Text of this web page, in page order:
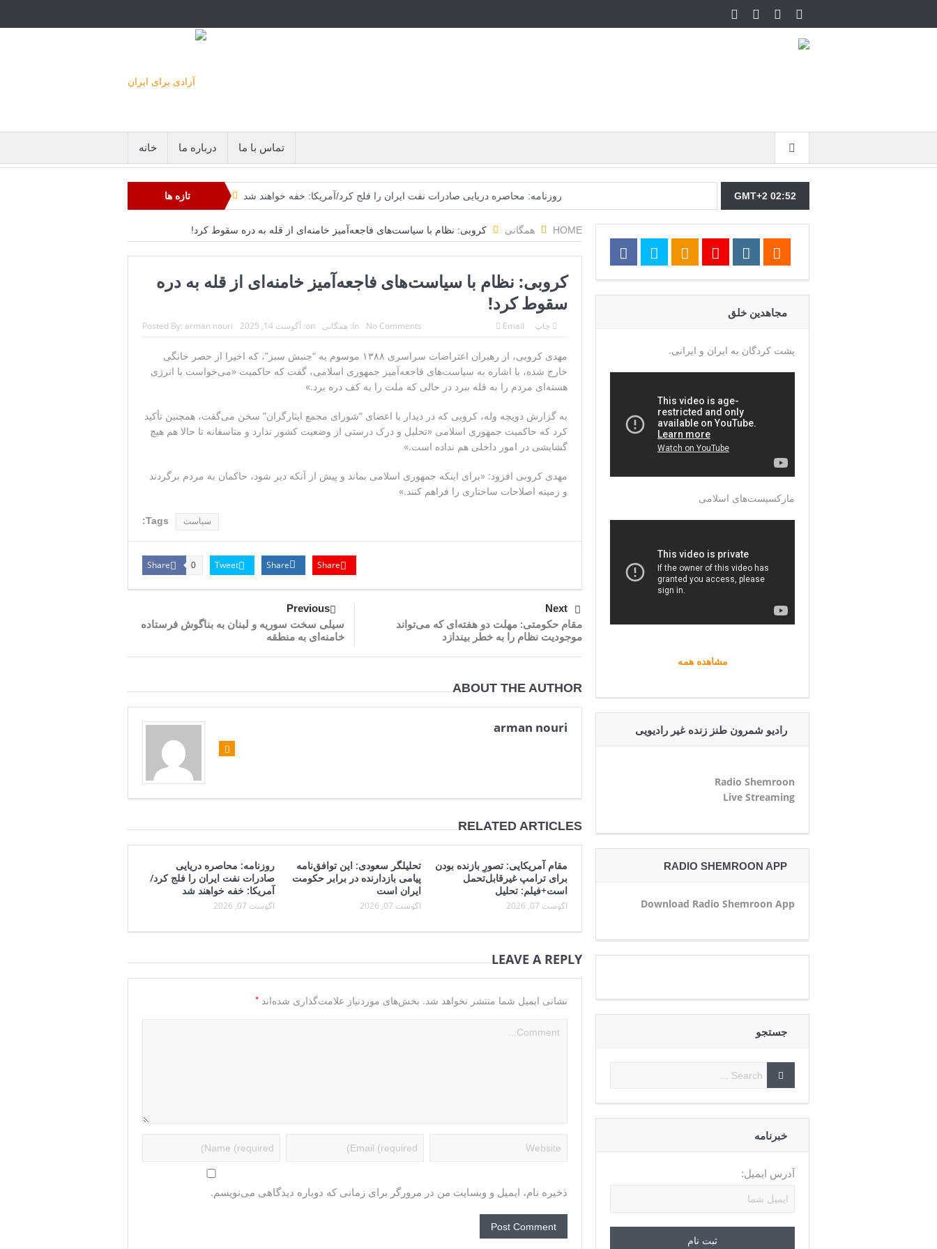
خانه درباره ما تماس با ما
تازه ها روزنامه: محاصره دریایی صادرات نفت ایران را فلج کرد/آمریکا: خفه خواهند شد
تحلیلگر سعودی: این توافق‌نامه پیامی بازدارنده در برابر حکومت ایران است
مقامات آمریکایی: برخی گزارش‌ها موجب گستاخ‌تر شدن حکومت ایران خواهد شد
خبرگزاری سپاه پاسداران: رهگیری اهداف متخاصم در نزدیکی جزیره قشم
تحلیلگر حکومتی: تفاهم هرمز پایان بحران نیست؛ خطر جنگ همچنان پابرجاست
ایران؛ واکنش ترامپ و معاونش به اقدام تفرقه‌افکنان/سفر ژنرال منیر به عربستان
مقاله: اپوزیسیون بی‌راه‌حل؛ وقتی دشمنی با پهلوی جای نجات ایران را می‌گیرد
ترامپ: پیروزی عبدال السید اسرائیل‌ستیز، خبر خوبی برای جمهوری‌خواهان است
GMT+2 02:52
HOME همگانی کروبی: نظام با سیاست‌های فاجعه‌آمیز خامنه‌ای از قله به دره سقوط کرد!
کروبی: نظام با سیاست‌های فاجعه‌آمیز خامنه‌ای از قله به دره
سقوط کرد!
Posted By: arman nouri on: آگوست 14, 2025 In: همگانی No Comments چاپ Email
مهدی کروبی، از رهبران اعتراضات سراسری ۱۳۸۸ موسوم به “جنبش سبز”، که اخیرا از حصر خانگی
خارج شده، با اشاره به سیاست‌های فاجعه‌آمیز جمهوری اسلامی، گفت که حاکمیت «می‌خواست با انرژی
هسته‌ای مردم را به قله ببرد در حالی که ملت را به کف دره برد.»
به گزارش دویچه وله، کروبی که در دیدار با اعضای “شورای مجمع ایثارگران” سخن می‌گفت، همچنین تأکید
کرد که حاکمیت جمهوری اسلامی «تحلیل و درک درستی از وضعیت کشور ندارد و متاسفانه تا حالا هم هیچ
گشایشی در امور داخلی هم نداده است.»
مهدی کروبی افزود: «برای اینکه جمهوری اسلامی بماند و پیش از آنکه دیر شود، حاکمان به مردم برگردند
و زمینه اصلاحات ساختاری را فراهم کنند.»
Tags: سیاست
Share 0 Tweet Share Share
Previous
سیلی سخت سوریه و لبنان به بناگوش فرستاده
خامنه‌ای به منطقه
Next
مقام حکومتی: مهلت دو هفته‌ای که می‌تواند
موجودیت نظام را به خطر بیندازد
ABOUT THE AUTHOR
arman nouri
RELATED ARTICLES
روزنامه: محاصره دریایی
صادرات نفت ایران را فلج کرد/
آمریکا: خفه خواهند شد
آگوست 07, 2026
تحلیلگر سعودی: این توافق‌نامه
پیامی بازدارنده در برابر حکومت
ایران است
آگوست 07, 2026
مقام آمریکایی: تصورِ بازنده بودن
برای ترامپ غیرقابل‌تحمل
است+فیلم: تحلیل
آگوست 07, 2026
LEAVE A REPLY
نشانی ایمیل شما منتشر نخواهد شد. بخش‌های موردنیاز علامت‌گذاری شده‌اند *
ذخیره نام، ایمیل و وبسایت من در مرورگر برای زمانی که دوباره دیدگاهی می‌نویسم.
مجاهدین خلق
پشت کردگان به ایران و ایرانی.
مارکسیست‌های اسلامی
مشاهده همه
رادیو شمرون طنز زنده غیر رادیویی
Radio Shemroon
Live Streaming
RADIO SHEMROON APP
Download Radio Shemroon App
جستجو
خبرنامه
آدرس ایمیل: